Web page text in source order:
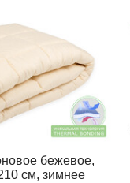
бежевое,
см, зимнее